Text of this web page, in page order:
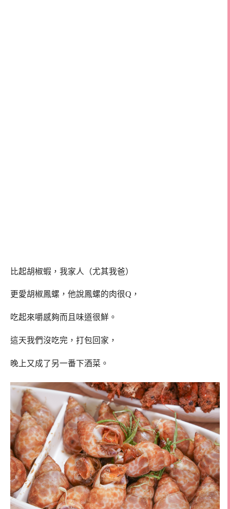
比起胡椒蝦，我家人（尤其我爸）
更愛胡椒鳳螺，他說鳳螺的肉很Q，
吃起來嚼感夠而且味道很鮮。
這天我們沒吃完，打包回家，
晚上又成了另一番下酒菜。